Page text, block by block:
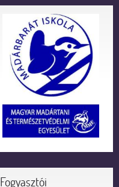
Fogyasztói